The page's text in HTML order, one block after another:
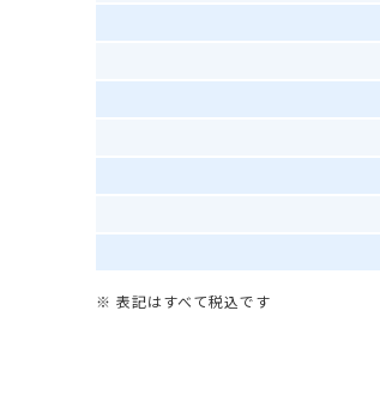
※ 表記はすべて税込です